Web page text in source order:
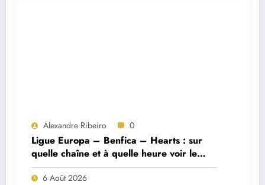
Alexandre Ribeiro 0
Ligue Europa – Benfica – Hearts : sur
quelle chaîne et à quelle heure voir le
match ?
6 Août 2026